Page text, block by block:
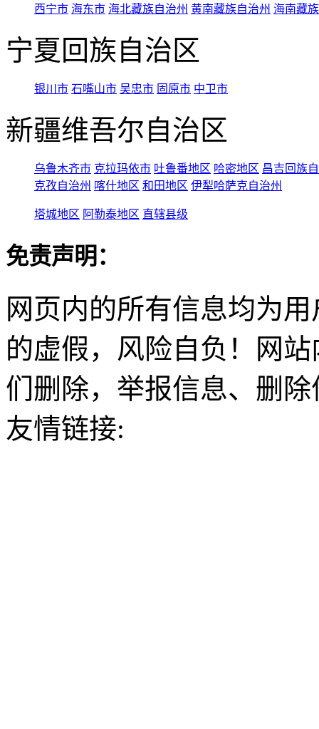
西宁市 海东市 海北藏族自治州 黄南藏族自治州 海南藏
宁夏回族自治区
银川市 石嘴山市 吴忠市 固原市 中卫市
新疆维吾尔自治区
乌鲁木齐市 克拉玛依市 吐鲁番地区 哈密地区 昌吉回族
克孜自治州 喀什地区 和田地区 伊犁哈萨克自治州
塔城地区 阿勒泰地区 直辖县级
免责声明：
网页内的所有信息均为
的虚假，风险自负！网
们删除，举报信息、删
友情链接: